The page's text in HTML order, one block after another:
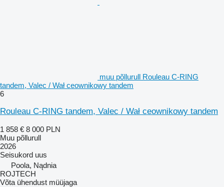
muu põllurull Rouleau C-RING
tandem, Valec / Wał ceownikowy tandem
6
Rouleau C-RING tandem, Valec / Wał ceownikowy tandem
1 858 € 8 000 PLN
Muu põllurull
2026
Seisukord uus
Poola, Nądnia
ROJTECH
Võta ühendust müüjaga